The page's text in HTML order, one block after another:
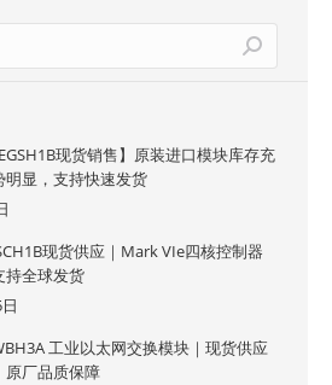
现货销售】原装进口模块库存充
明显，支持快速发货
现货供应｜Mark VIe四核控制器
持全球发货
工业以太网交换模块｜现货供应
原厂品质保障